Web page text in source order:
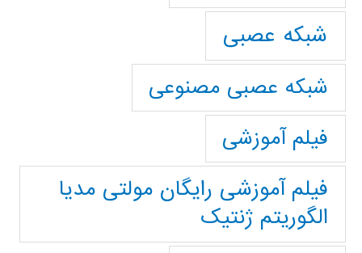
شبکه عصبی
شبکه عصبی مصنوعی
فیلم آموزشی
فیلم آموزشی رایگان مولتی مدیا
الگوریتم ژنتیک